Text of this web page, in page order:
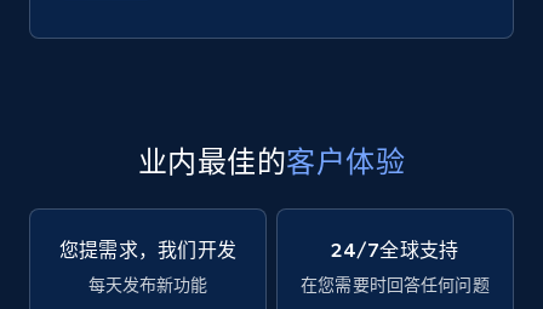
业内最佳的客户体验
您提需求，我们开发
每天发布新功能
24/7全球支持
在您需要时回答任何问题